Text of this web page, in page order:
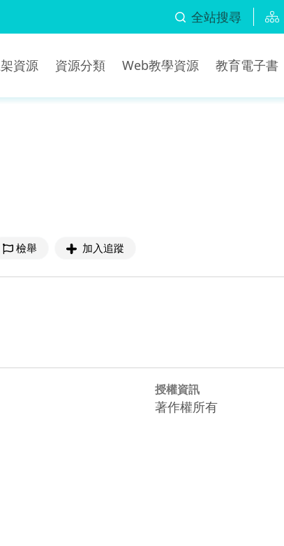
全站搜尋
資源 資源分類 Web教學資源 教育電子書
檢舉 加入追蹤
授權資訊
著作權所有